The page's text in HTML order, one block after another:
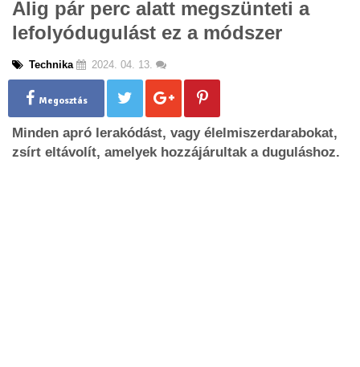
a
t
Alig pár perc alatt megszünteti a
lefolyódugulást ez a módszer
Technika 2024. 04. 13.
Megosztás
Minden apró lerakódást, vagy élelmiszerdarabokat,
zsírt eltávolít, amelyek hozzájárultak a duguláshoz.